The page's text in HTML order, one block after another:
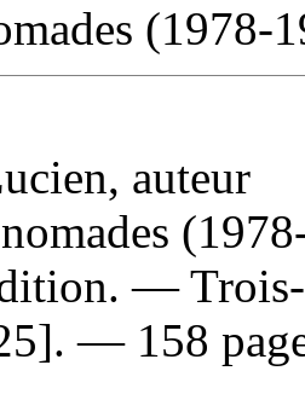
(1978-
auteur
—
— 158